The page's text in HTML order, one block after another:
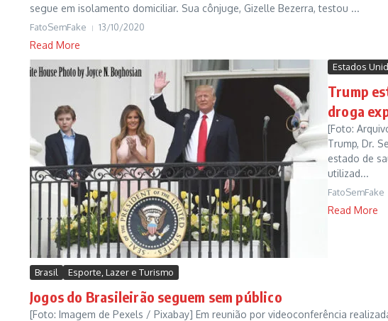
segue em isolamento domiciliar. Sua cônjuge, Gizelle Bezerra, testou ...
FatoSemFake 13/10/2020
Read More
Estados
Trump
droga
[Foto:
Trump, Dr.
estado de
utilizad...
FatoSemFake
Read More
Brasil Esporte, Lazer e Turismo
Jogos do Brasileirão seguem sem público
[Foto: Imagem de Pexels / Pixabay] Em reunião por videoconferência